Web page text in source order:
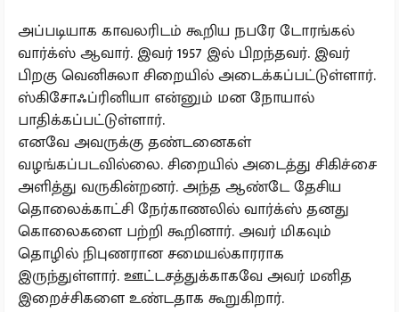
அப்படியாக காவலரிடம் கூறிய நபரே டோரங்கல்
வார்க்ஸ் ஆவார். இவர் 1957 இல் பிறந்தவர். இவர்
பிறகு வெனிசுலா சிறையில் அடைக்கப்பட்டுள்ளார்.
ஸ்கிசோஃப்ரினியா என்னும் மன நோயால்
பாதிக்கப்பட்டுள்ளார்.
எனவே அவருக்கு தண்டனைகள்
வழங்கப்படவில்லை. சிறையில் அடைத்து சிகிச்சை
அளித்து வருகின்றனர். அந்த ஆண்டே தேசிய
தொலைக்காட்சி நேர்காணலில் வார்க்ஸ் தனது
கொலைகளை பற்றி கூறினார். அவர் மிகவும்
தொழில் நிபுணரான சமையல்காரராக
இருந்துள்ளார். ஊட்டசத்துக்காகவே அவர் மனித
இறைச்சிகளை உண்டதாக கூறுகிறார்.